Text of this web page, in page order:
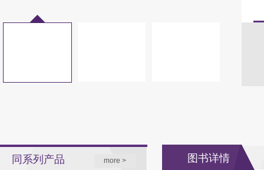
同系列产品 more > 图书详情